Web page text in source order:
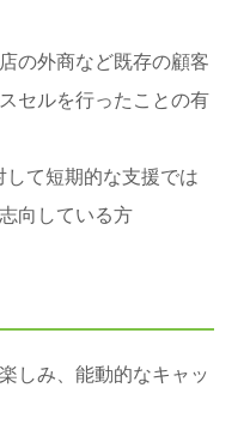
の外商など既存の顧客
セルを行ったことの有
して短期的な支援では
向している方
しみ、能動的なキャッ